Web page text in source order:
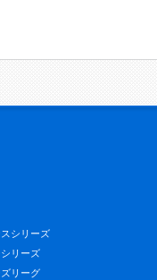
シリーズ
リーズ
リーグ